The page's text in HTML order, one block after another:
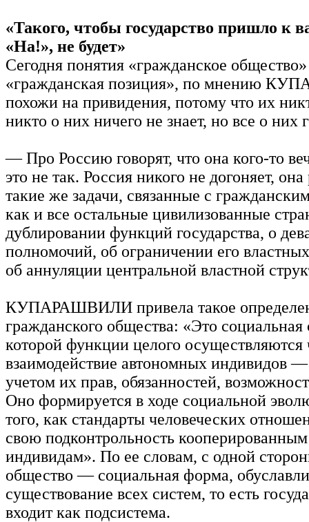
«Такого, чтобы государство пришло к
«На!», не будет»
Сегодня понятия «гражданское
«гражданская позиция», по мнению
похожи на привидения, потому что их
никто о них ничего не знает, но все о них
— Про Россию говорят, что она кого-то
это не так. Россия никого не догоняет,
такие же задачи, связанные с
как и все остальные цивилизованные
дублировании функций государства, о
полномочий, об ограничении его
об аннуляции центральной властной
КУПАРАШВИЛИ привела такое
гражданского общества: «Это социальная
которой функции целого осуществляются
взаимодействие автономных индивидов
учетом их прав, обязанностей,
Оно формируется в ходе социальной
того, как стандарты человеческих
свою подконтрольность
индивидам». По ее словам, с одной
общество — социальная форма,
существование всех систем, то есть
входит как подсистема.